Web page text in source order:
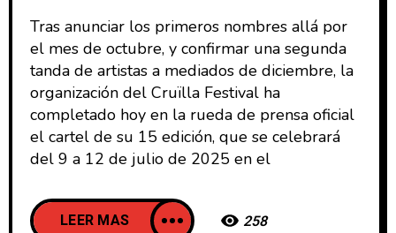
Tras anunciar los primeros nombres allá por
el mes de octubre, y confirmar una segunda
tanda de artistas a mediados de diciembre, la
organización del Cruïlla Festival ha
completado hoy en la rueda de prensa oficial
el cartel de su 15 edición, que se celebrará
del 9 a 12 de julio de 2025 en el
LEER MAS 258